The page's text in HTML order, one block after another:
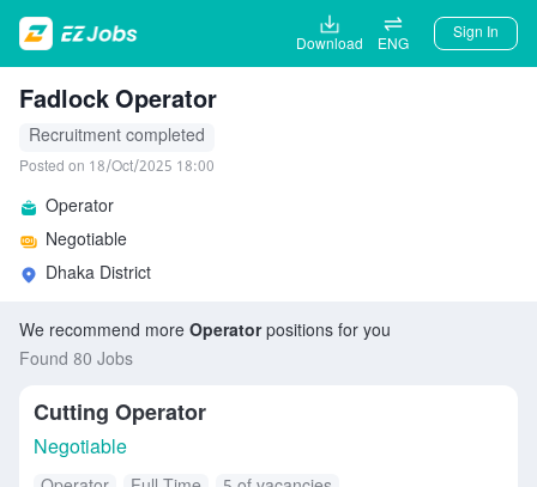
Download ENG
Sign In
Fadlock Operator
Recruitment completed
Posted on 18/Oct/2025 18:00
Operator
Negotiable
Dhaka District
We recommend more Operatorpositions for you
Found 80 Jobs
Cutting Operator
Negotiable